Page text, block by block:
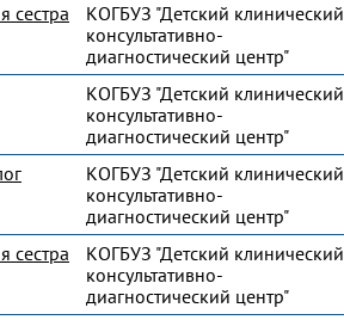
сестра
КОГБУЗ "Детский клинический
консультативно-
диагностический центр"
КОГБУЗ "Детский клинический
консультативно-
диагностический центр"
КОГБУЗ "Детский клинический
консультативно-
диагностический центр"
сестра
КОГБУЗ "Детский клинический
консультативно-
диагностический центр"